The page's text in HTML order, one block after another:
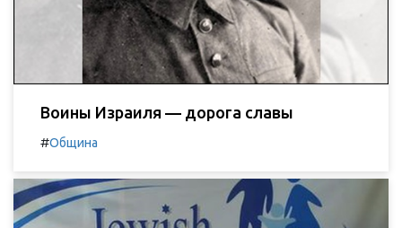
Воины Израиля — дорога славы
#Община